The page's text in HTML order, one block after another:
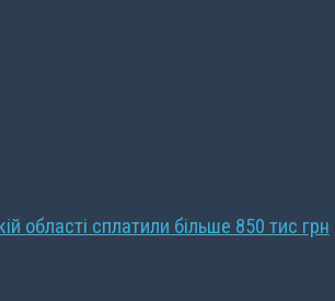
області сплатили більше 850 тис грн